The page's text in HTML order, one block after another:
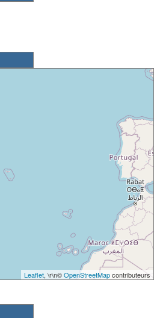
Leaflet, \r\n©OpenStreetMapcontributeurs